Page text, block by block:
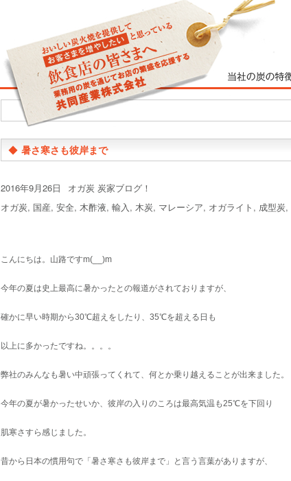
◆ 暑さ寒さも彼岸まで
投
稿
日:
2016年9月26日
カ
テ
ゴ
オガ炭 炭家ブログ！
タ
オガ炭, 国産, 安全, 木酢液, 輸入 , 木炭, マレーシア, オガライト , 成型炭,
こんにちは。山路ですm(__)m
今年の夏は史上最高に暑かったとの報道がされておりますが、
確かに早い時期から30℃超えをしたり、35℃を超える日も
以上に多かったですね。。。。
弊社のみんなも暑い中頑張ってくれて、何とか乗り越えることが出来ました。
今年の夏が暑かったせいか、彼岸の入りのころは最高気温も25℃を下回り
肌寒さすら感じました。
昔から日本の慣用句で「暑さ寒さも彼岸まで」と言う言葉がありますが、